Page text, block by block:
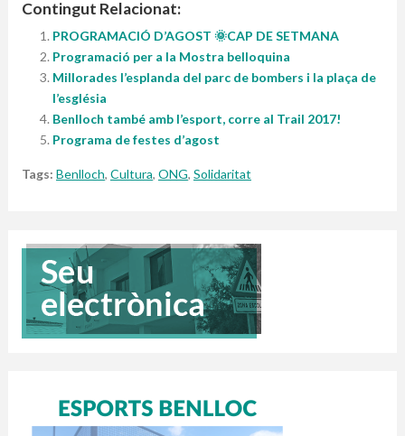
Contingut Relacionat:
PROGRAMACIÓ D’AGOST 🌞CAP DE SETMANA
Programació per a la Mostra belloquina
Millorades l’esplanda del parc de bombers i la plaça de
l’església
Benlloch també amb l’esport, corre al Trail 2017!
Programa de festes d’agost
Tags: Benlloch, Cultura, ONG, Solidaritat